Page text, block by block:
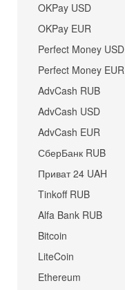
OKPay USD
OKPay EUR
Perfect Money USD
Perfect Money EUR
AdvCash RUB
AdvCash USD
AdvCash EUR
СберБанк RUB
Приват 24 UAH
Tinkoff RUB
Alfa Bank RUB
Bitcoin
LiteCoin
Ethereum